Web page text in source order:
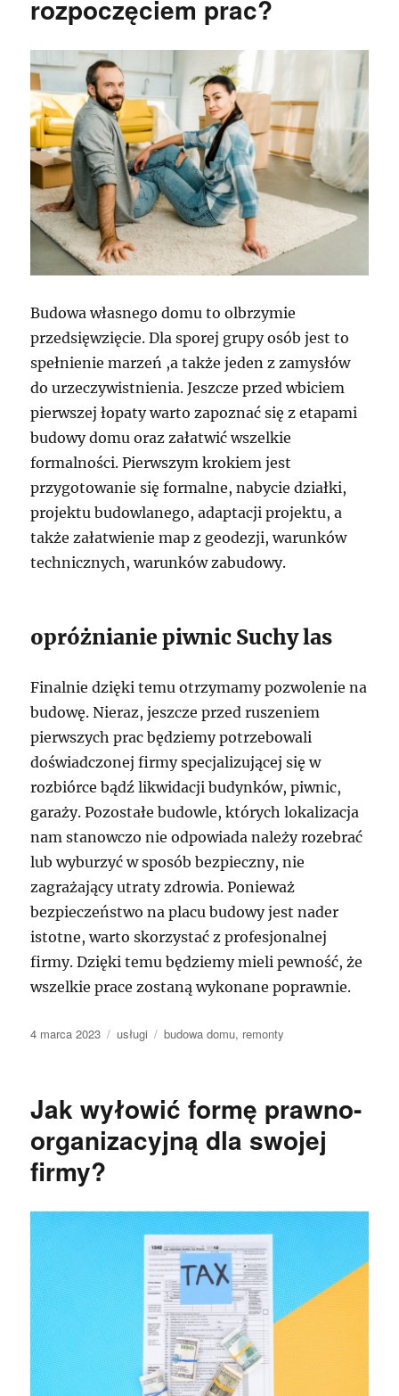
rozpoczęciem prac?
Budowa własnego domu to olbrzymie
przedsięwzięcie. Dla sporej grupy osób jest to
spełnienie marzeń ,a także jeden z zamysłów
do urzeczywistnienia. Jeszcze przed wbiciem
pierwszej łopaty warto zapoznać się z etapami
budowy domu oraz załatwić wszelkie
formalności. Pierwszym krokiem jest
przygotowanie się formalne, nabycie działki,
projektu budowlanego, adaptacji projektu, a
także załatwienie map z geodezji, warunków
technicznych, warunków zabudowy.
opróżnianie piwnic Suchy las
Finalnie dzięki temu otrzymamy pozwolenie na
budowę. Nieraz, jeszcze przed ruszeniem
pierwszych prac będziemy potrzebowali
doświadczonej firmy specjalizującej się w
rozbiórce bądź likwidacji budynków, piwnic,
garaży. Pozostałe budowle, których lokalizacja
nam stanowczo nie odpowiada należy rozebrać
lub wyburzyć w sposób bezpieczny, nie
zagrażający utraty zdrowia. Ponieważ
bezpieczeństwo na placu budowy jest nader
istotne, warto skorzystać z profesjonalnej
firmy. Dzięki temu będziemy mieli pewność, że
wszelkie prace zostaną wykonane poprawnie.
Data
4 marca 2023 Kategorie
usługi Tagi
budowa domu, remonty
Jak wyłowić formę prawno-
organizacyjną dla swojej
firmy?